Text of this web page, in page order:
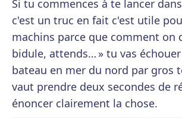
Si tu commences à te lancer
c'est un truc en fait c'est utile
machins parce que comment on
bidule, attends… » tu vas
bateau en mer du nord par gros
vaut prendre deux secondes de
énoncer clairement la chose.